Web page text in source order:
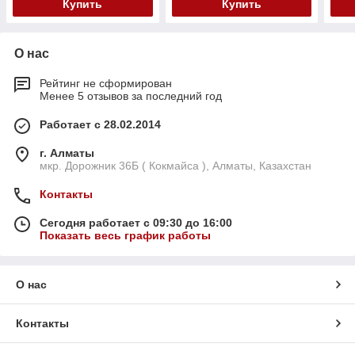
Купить Купить
О нас
Рейтинг не сформирован
Менее 5 отзывов за последний год
Работает с 28.02.2014
г. Алматы
мкр. Дорожник 36Б ( Кокмайса ), Алматы, Казахстан
Контакты
Сегодня работает с 09:30 до 16:00
Показать весь график работы
О нас
Контакты